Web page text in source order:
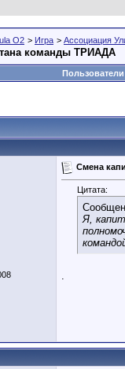
O2 > Игра > Ассоциация
команды ТРИАДА
Пользователи
Смена
Цитата:
Я,
.